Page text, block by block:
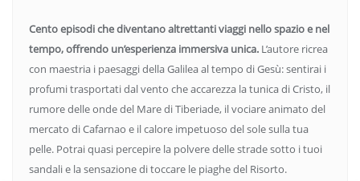
Cento episodi che diventano altrettanti viaggi nello spazio e nel
tempo, offrendo un’esperienza immersiva unica. L’autore ricrea
con maestria i paesaggi della Galilea al tempo di Gesù: sentirai i
profumi trasportati dal vento che accarezza la tunica di Cristo, il
rumore delle onde del Mare di Tiberiade, il vociare animato del
mercato di Cafarnao e il calore impetuoso del sole sulla tua
pelle. Potrai quasi percepire la polvere delle strade sotto i tuoi
sandali e la sensazione di toccare le piaghe del Risorto.